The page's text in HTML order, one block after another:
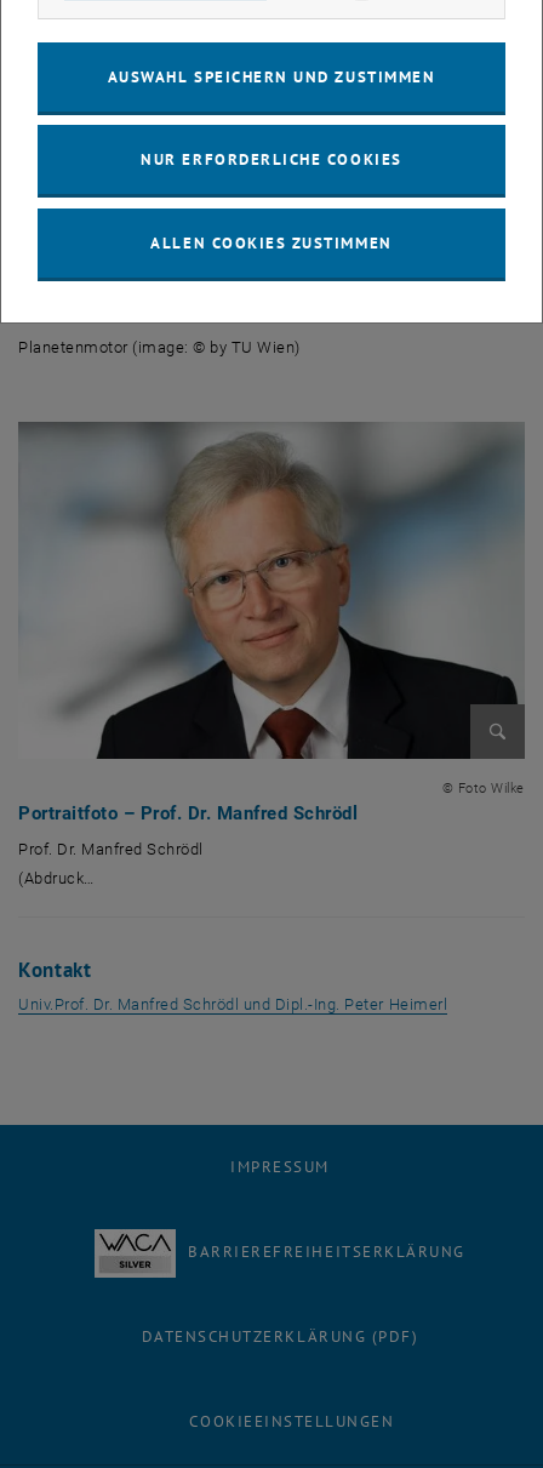
Bild
Planetenmotor (image: © by TU Wien)
© Foto Wilke
Portraitfoto – Prof. Dr. Manfred Schrödl
Prof. Dr. Manfred Schrödl
(Abdruck…
Kontakt
Univ.Prof. Dr. Manfred Schrödl und Dipl.-Ing. Peter Heimerl
IMPRESSUM
BARRIEREFREIHEITSERKLÄRUNG
DATENSCHUTZERKLÄRUNG (PDF)
COOKIEEINSTELLUNGEN
AUSWAHL SPEICHERN UND ZUSTIMMEN
NUR ERFORDERLICHE COOKIES
ALLEN COOKIES ZUSTIMMEN